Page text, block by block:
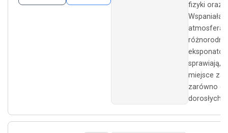
fizyki oraz
Wspaniała
atmosfera i
sprawiają,
miejsce
zarówno
dorosłych.